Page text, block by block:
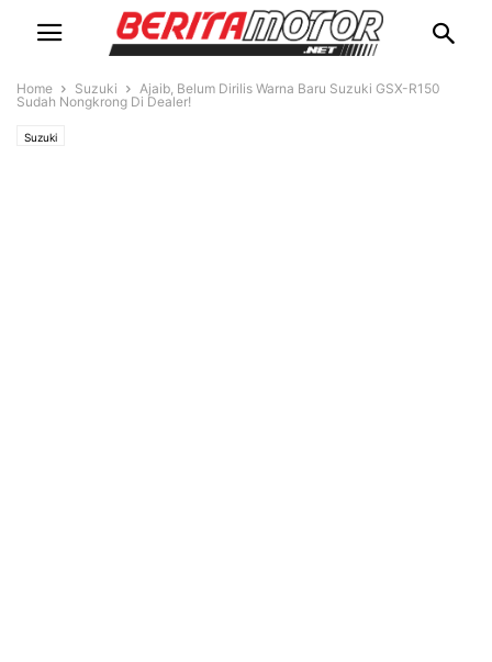
Home Suzuki
Ajaib, Belum Dirilis Warna Baru Suzuki GSX-R150
Sudah Nongkrong Di Dealer!
Suzuki